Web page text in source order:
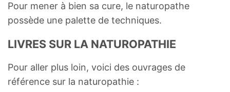
Pour mener à bien sa cure, le naturopathe
possède une palette de techniques.
LIVRES SUR LA NATUROPATHIE
Pour aller plus loin, voici des ouvrages de
référence sur la naturopathie :